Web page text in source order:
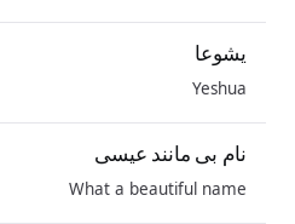
یشوعا
Yeshua
نام بی مانند عیسی
What a beautiful name